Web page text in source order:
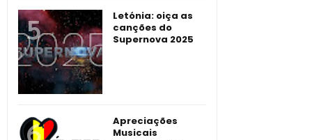
Letónia: oiça as
canções do
Supernova 2025
Apreciações
Musicais